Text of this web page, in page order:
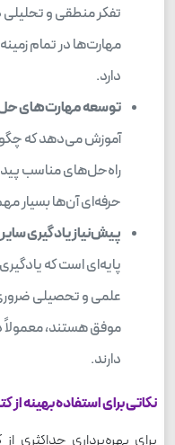
تفکر منطقی و
مهارت‌ها در تمام
دارد.
توسعه مهارت‌های
آموزش می‌دهد که
راه‌حل‌های مناسب پیدا
حرفه‌ای آن‌ها بسیار
پیش‌نیاز یادگیری
پایه‌ای است که
علمی و تحصیلی
موفق هستند، معمولاً
دارند.
نکاتی برای استفاده بهینه از
برای بهره‌برداری حداکثری